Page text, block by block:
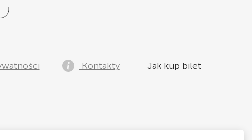
Kontakty Jak kup bilet